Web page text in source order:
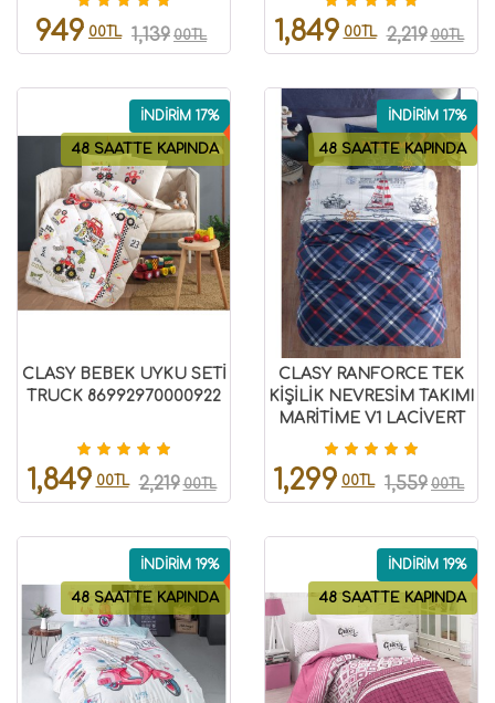
949 00TL 1,139 00TL 1,849 00TL 2,219 00TL
48 SAATTE KAPINDA
İNDİRİM 17%
CLASY BEBEK UYKU SETİ
TRUCK 86992970000922
1,849 00TL 2,219 00TL
48 SAATTE KAPINDA
İNDİRİM 17%
CLASY RANFORCE TEK
KİŞİLİK NEVRESİM TAKIMI
MARİTİME V1 LACİVERT
8696474231147
1,299 00TL 1,559 00TL
48 SAATTE KAPINDA
İNDİRİM 19%
48 SAATTE KAPINDA
İNDİRİM 19%